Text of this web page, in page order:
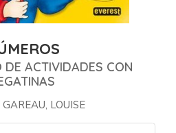
DE ACTIVIDADES CON
GAREAU, LOUISE